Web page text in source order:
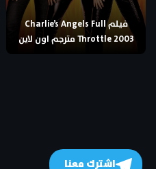
فيلم Charlie’s Angels Full
Throttle 2003 مترجم اون لاين
اشترك معنا